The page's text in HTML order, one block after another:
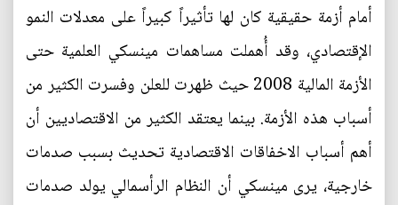
أمام أزمة حقيقية كان لها تأثيراً كبيراً على معدلات النمو
الإقتصادي، وقد أُهملت مساهمات مينسكي العلمية حتى
الأزمة المالية 2008 حيث ظهرت للعلن وفسرت الكثير من
أسباب هذه الأزمة. بينما يعتقد الكثير من الاقتصاديين أن
أهم أسباب الاخفاقات الاقتصادية تحديث بسبب صدمات
خارجية، يرى مينسكي أن النظام الرأسمالي يولد صدمات